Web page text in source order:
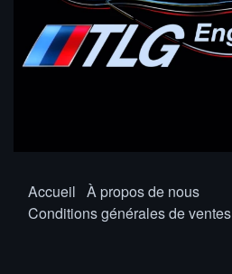
Accueil À propos de nous
Conditions générales de ventes